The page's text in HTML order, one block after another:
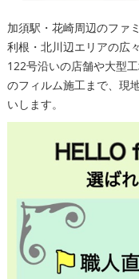
加須駅・花崎周辺のファ
利根・北川辺エリアの広
122号沿いの店舗や大型
のフィルム施工まで、現
いします。